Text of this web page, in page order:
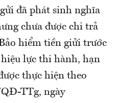
đã phát sinh nghĩa
chưa được chi trả
hiểm tiền giửi trước
lực thi hành, hạn
thực hiện theo
TTg, ngày